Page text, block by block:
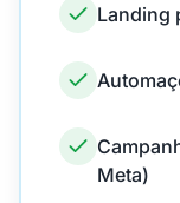
Landing
Meta)